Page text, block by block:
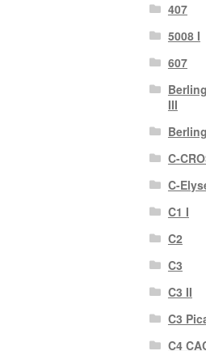
407
5008 I
607
III
C-
C-
C1 I
C2
C3
C3 II
C3
C4